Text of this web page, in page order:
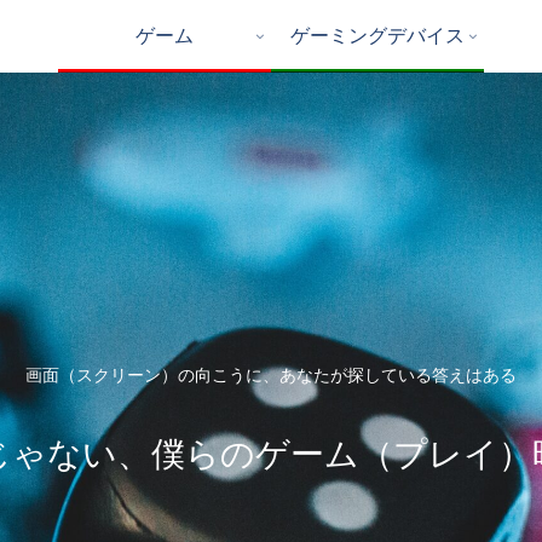
画面（スクリーン）の向こうに、あなたが探している答えはある
ゃない、僕らのゲーム（プレイ）
ゲーム ゲーミングデバイス